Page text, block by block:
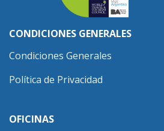
CONDICIONES GENERALES
Condiciones Generales
Política de Privacidad
OFICINAS